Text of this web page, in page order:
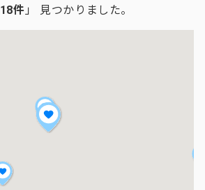
18件 」 見つかりました。